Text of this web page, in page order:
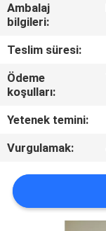
BIZIMLE
İLETIŞIM
HABERLER
DAVALAR
SITE
HARITASI
Ambalaj
bilgileri:
Teslim süresi:
Ödeme
koşulları:
Yetenek temini:
Vurgulamak: